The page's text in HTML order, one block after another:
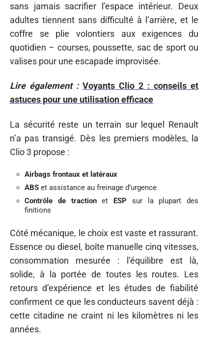
sans jamais sacrifier l’espace intérieur. Deux
adultes tiennent sans difficulté à l’arrière, et le
coffre se plie volontiers aux exigences du
quotidien – courses, poussette, sac de sport ou
valises pour une escapade improvisée.
Lire également : Voyants Clio 2 : conseils et
astuces pour une utilisation efficace
La sécurité reste un terrain sur lequel Renault
n’a pas transigé. Dès les premiers modèles, la
Clio 3 propose :
Airbags frontaux et latéraux
ABS et assistance au freinage d’urgence
Contrôle de tractionet ESP sur la plupart des
finitions
Côté mécanique, le choix est vaste et rassurant.
Essence ou diesel, boîte manuelle cinq vitesses,
consommation mesurée : l’équilibre est là,
solide, à la portée de toutes les routes. Les
retours d’expérience et les études de fiabilité
confirment ce que les conducteurs savent déjà :
cette citadine ne craint ni les kilomètres ni les
années.